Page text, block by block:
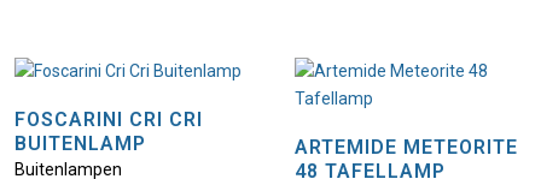
FOSCARINI CRI CRI
BUITENLAMP
Buitenlampen
ARTEMIDE METEORITE
48 TAFELLAMP